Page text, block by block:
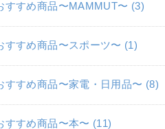
すすめ商品〜MAMMUT〜 (3)
すすめ商品〜スポーツ〜 (1)
すすめ商品〜家電・日用品〜 (8)
すすめ商品〜本〜 (11)